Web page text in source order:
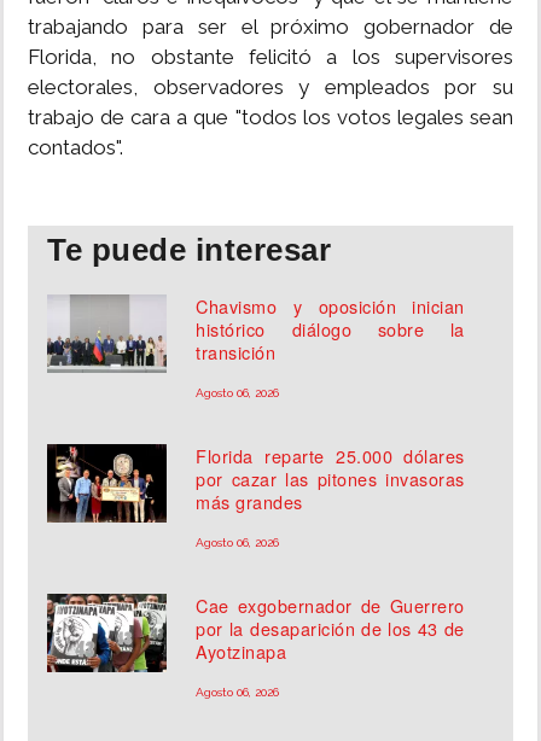
trabajando para ser el próximo gobernador de
Florida, no obstante felicitó a los supervisores
electorales, observadores y empleados por su
trabajo de cara a que "todos los votos legales sean
contados".
Te puede interesar
Chavismo y oposición inician
histórico diálogo sobre la
transición
Agosto 06, 2026
Florida reparte 25.000 dólares
por cazar las pitones invasoras
más grandes
Agosto 06, 2026
Cae exgobernador de Guerrero
por la desaparición de los 43 de
Ayotzinapa
Agosto 06, 2026